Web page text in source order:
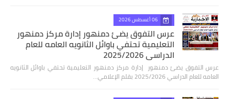
06 أغسطس 2026
عرس التفوق يضئ دمنهور إدارة مركز دمنهور
التعليمية تحتفي باوائل الثانويه العامه للعام
الدراسي 2025/2026
عرس التفوق يضئ دمنهور إدارة مركز دمنهور التعليمية تحتفي باوائل الثانويه
العامه للعام الدراسي 2025/2026 بقلم الإعلامي…